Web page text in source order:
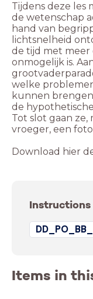
Tijdens deze les
de wetenschap
hand van
lichtsnelheid
de tijd met meer
onmogelijk is.
welke
kunnen
de
Tot slot gaan
vroeger, een
Download hier
Instructions
Items in